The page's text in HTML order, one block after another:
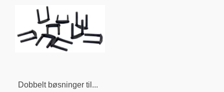
Dobbelt bøsninger til...